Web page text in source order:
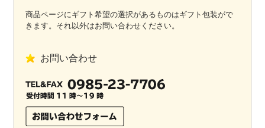
商品ページにギフト希望の選択があるものはギフト包装がで
きます。それ以外はお問い合わせください。
お問い合わせ